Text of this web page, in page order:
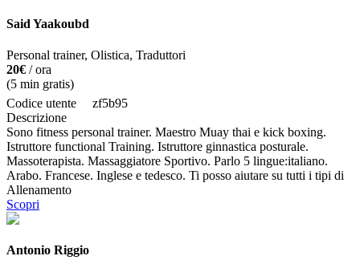
Said Yaakoubd
Personal trainer, Olistica, Traduttori
20€ / ora
(5 min gratis)
Codice utente
zf5b95
Descrizione
Sono fitness personal trainer. Maestro Muay thai e kick boxing.
Istruttore functional Training. Istruttore ginnastica posturale.
Massoterapista. Massaggiatore Sportivo. Parlo 5 lingue:italiano.
Arabo. Francese. Inglese e tedesco. Ti posso aiutare su tutti i tipi di
Allenamento
Scopri
Antonio Riggio